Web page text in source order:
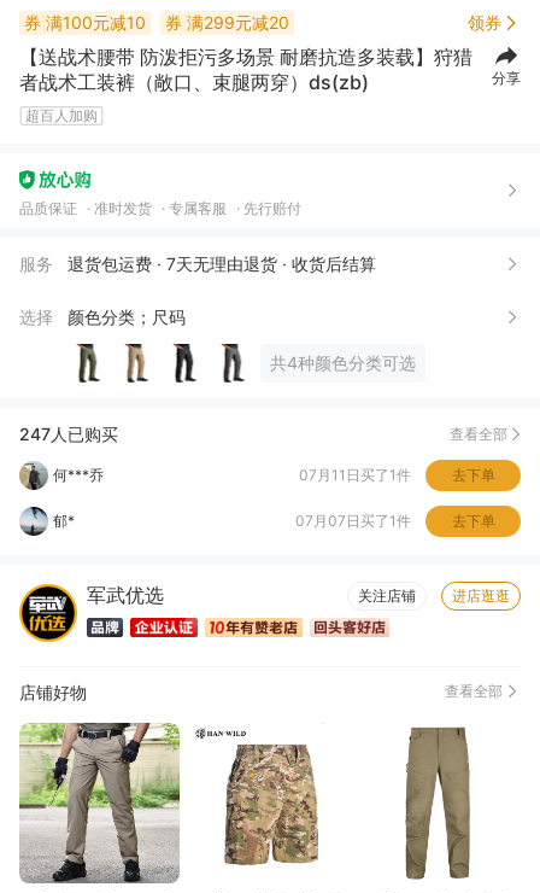
券 满100元减10 券 满299元减20
券 满499元减35 券 满899元减80
券 满1599元减160
领券
【送战术腰带 防泼拒污多场景 耐磨抗造多装载】狩猎
者战术工装裤（敞口、束腿两穿）ds(zb)
超百人加购
分享
品质保证 准时发货 专属客服 先行赔付
服务 退货包运费 · 7天无理由退货 · 收货后结算
选择 颜色分类；尺码
共4种颜色分类可选
247人已购买 查看全部
袁*鹏 37 分钟前买了1件
任*龍
莫**忘
祝* 去下单
何***乔 07月11日买了1件 去下单
郁* 07月07日买了1件 去下单
鲁*辉 去下单
军武优选 关注店铺 进店逛逛
店铺好物 查看全部